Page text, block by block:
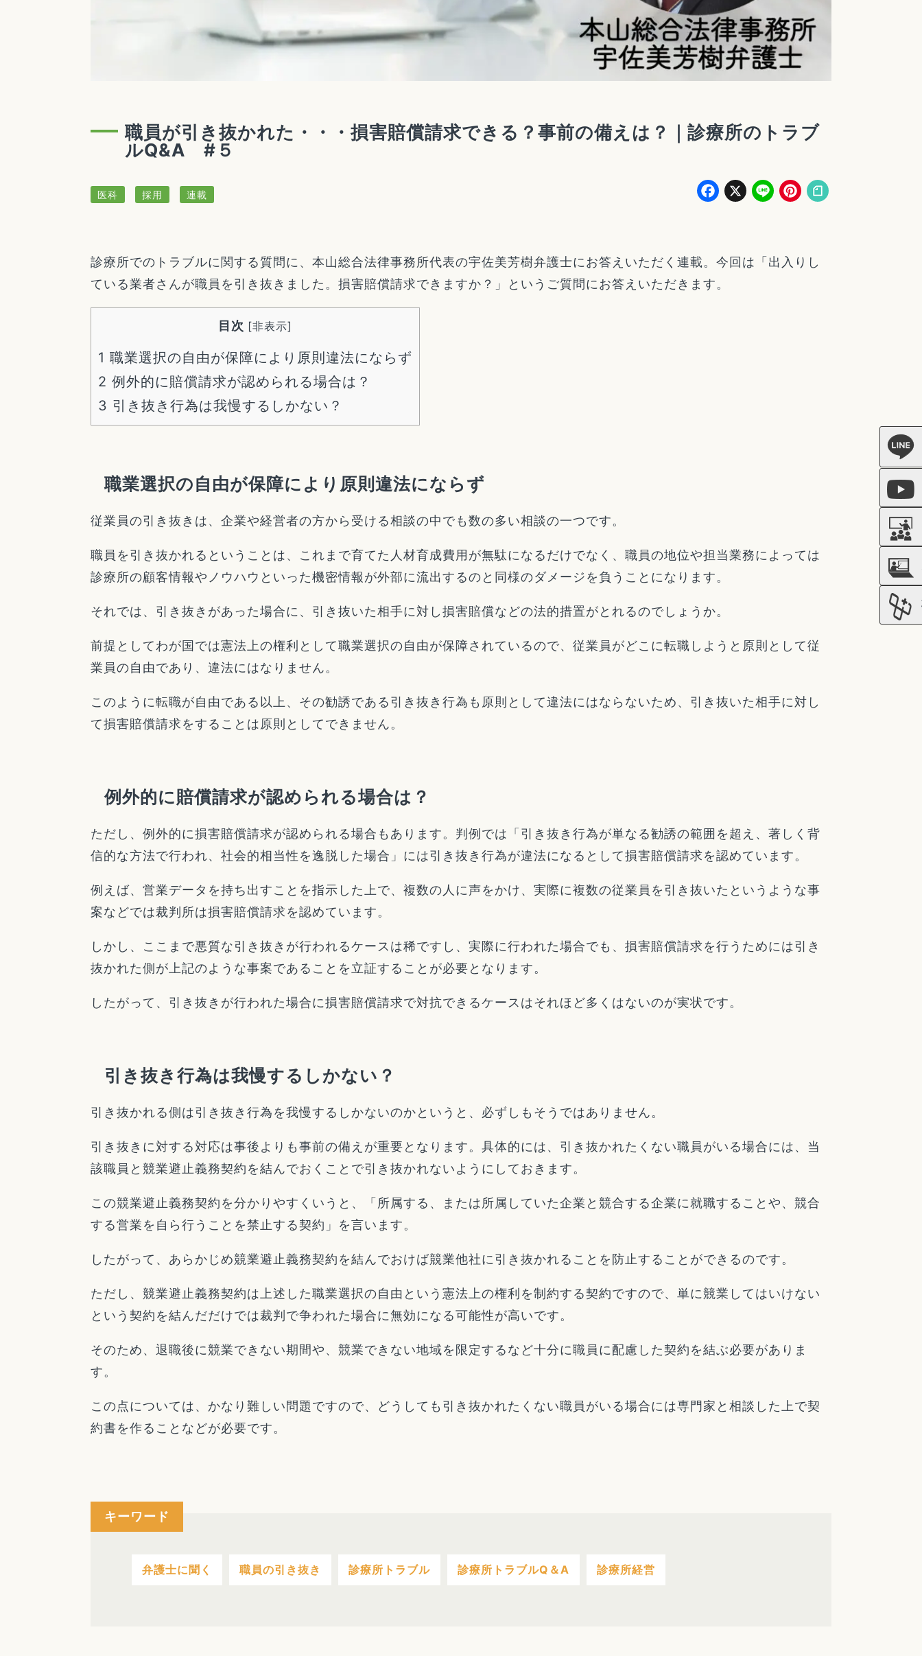
職員が引き抜かれた・・・損害賠償請求できる？事前の備えは？｜診療所のトラブ
ルQ&A #５
医科 採用 連載 Facebook
X LinePinterest
診療所でのトラブルに関する質問に、本山総合法律事務所代表の宇佐美芳樹弁護士にお答えいただく連載。今回は「出入りし
ている業者さんが職員を引き抜きました。損害賠償請求できますか？」というご質問にお答えいただきます。
目次 [非表示]
1 職業選択の自由が保障により原則違法にならず
2 例外的に賠償請求が認められる場合は？
3 引き抜き行為は我慢するしかない？
職業選択の自由が保障により原則違法にならず
従業員の引き抜きは、企業や経営者の方から受ける相談の中でも数の多い相談の一つです。
職員を引き抜かれるということは、これまで育てた人材育成費用が無駄になるだけでなく、職員の地位や担当業務によっては
診療所の顧客情報やノウハウといった機密情報が外部に流出するのと同様のダメージを負うことになります。
それでは、引き抜きがあった場合に、引き抜いた相手に対し損害賠償などの法的措置がとれるのでしょうか。
前提としてわが国では憲法上の権利として職業選択の自由が保障されているので、従業員がどこに転職しようと原則として従
業員の自由であり、違法にはなりません。
このように転職が自由である以上、その勧誘である引き抜き行為も原則として違法にはならないため、引き抜いた相手に対し
て損害賠償請求をすることは原則としてできません。
例外的に賠償請求が認められる場合は？
ただし、例外的に損害賠償請求が認められる場合もあります。判例では「引き抜き行為が単なる勧誘の範囲を超え、著しく背
信的な方法で行われ、社会的相当性を逸脱した場合」には引き抜き行為が違法になるとして損害賠償請求を認めています。
例えば、営業データを持ち出すことを指示した上で、複数の人に声をかけ、実際に複数の従業員を引き抜いたというような事
案などでは裁判所は損害賠償請求を認めています。
しかし、ここまで悪質な引き抜きが行われるケースは稀ですし、実際に行われた場合でも、損害賠償請求を行うためには引き
抜かれた側が上記のような事案であることを立証することが必要となります。
したがって、引き抜きが行われた場合に損害賠償請求で対抗できるケースはそれほど多くはないのが実状です。
引き抜き行為は我慢するしかない？
引き抜かれる側は引き抜き行為を我慢するしかないのかというと、必ずしもそうではありません。
引き抜きに対する対応は事後よりも事前の備えが重要となります。具体的には、引き抜かれたくない職員がいる場合には、当
該職員と競業避止義務契約を結んでおくことで引き抜かれないようにしておきます。
この競業避止義務契約を分かりやすくいうと、「所属する、または所属していた企業と競合する企業に就職することや、競合
する営業を自ら行うことを禁止する契約」を言います。
したがって、あらかじめ競業避止義務契約を結んでおけば競業他社に引き抜かれることを防止することができるのです。
ただし、競業避止義務契約は上述した職業選択の自由という憲法上の権利を制約する契約ですので、単に競業してはいけない
という契約を結んだだけでは裁判で争われた場合に無効になる可能性が高いです。
そのため、退職後に競業できない期間や、競業できない地域を限定するなど十分に職員に配慮した契約を結ぶ必要がありま
す。
この点については、かなり難しい問題ですので、どうしても引き抜かれたくない職員がいる場合には専門家と相談した上で契
約書を作ることなどが必要です。
キーワード
弁護士に聞く 職員の引き抜き 診療所トラブル 診療所トラブルQ＆A 診療所経営